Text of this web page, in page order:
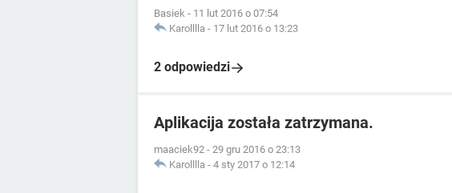
Basiek - 11 lut 2016 o 07:54
Karolllla - 17 lut 2016 o 13:23
2 odpowiedzi
Aplikacija została zatrzymana.
maaciek92 - 29 gru 2016 o 23:13
Karolllla - 4 sty 2017 o 12:14